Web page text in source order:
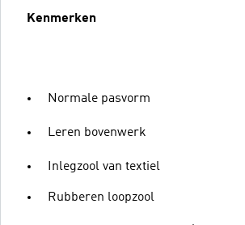
Kenmerken
Normale pasvorm
Leren bovenwerk
Inlegzool van textiel
Rubberen loopzool